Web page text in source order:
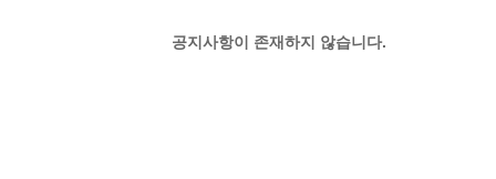
공지사항이 존재하지 않습니다.